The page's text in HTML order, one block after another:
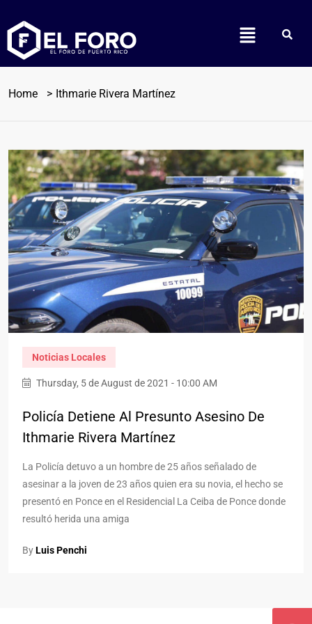
Home Ithmarie Rivera Martínez
Noticias Locales
Thursday, 5 de August de 2021 - 10:00 AM
Policía Detiene Al Presunto Asesino De
Ithmarie Rivera Martínez
La Policía detuvo a un hombre de 25 años señalado de
asesinar a la joven de 23 años quien era su novia, el hecho se
presentó en Ponce en el Residencial La Ceiba de Ponce donde
resultó herida una amiga
ByLuis Penchi